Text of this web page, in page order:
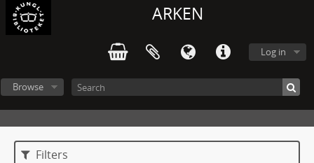
ARKEN
Log in
Browse
Filters